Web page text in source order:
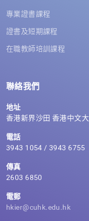
專業證書課程
證書及短期課程
在職教師培訓課程
聯絡我們
地址
香港新界沙田 香港中文
電話
3943 1054 / 3943 6755
傳真
2603 6850
電郵
hkier@cuhk.edu.hk